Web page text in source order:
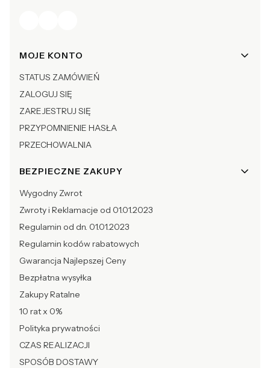
Linki w stopce
MOJE KONTO
STATUS ZAMÓWIEŃ
ZALOGUJ SIĘ
ZAREJESTRUJ SIĘ
PRZYPOMNIENIE HASŁA
PRZECHOWALNIA
BEZPIECZNE ZAKUPY
Wygodny Zwrot
Zwroty i Reklamacje od 01.01.2023
Regulamin od dn. 01.01.2023
Regulamin kodów rabatowych
Gwarancja Najlepszej Ceny
Bezpłatna wysyłka
Zakupy Ratalne
10 rat x 0%
Polityka prywatności
CZAS REALIZACJI
SPOSÓB DOSTAWY